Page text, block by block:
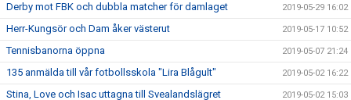
Derby mot FBK och dubbla matcher för damlaget 2019-05-29 16:02
Herr-Kungsör och Dam åker västerut 2019-05-17 10:52
Tennisbanorna öppna 2019-05-07 21:24
135 anmälda till vår fotbollsskola "Lira Blågult" 2019-05-02 16:22
Stina, Love och Isac uttagna till Svealandslägret 2019-05-02 15:03